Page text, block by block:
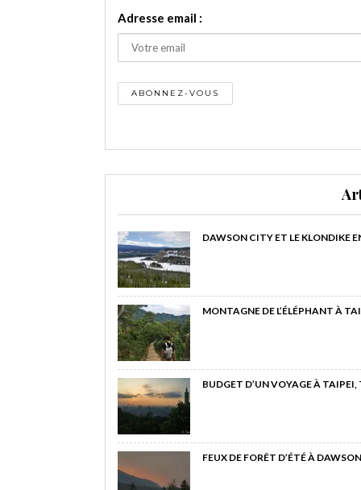
Adresse email :
DAWSON CITY ET LE KLONDIKE
MONTAGNE DE L’ÉLÉPHANT À
BUDGET D’UN VOYAGE À
FEUX DE FORÊT D’ÉTÉ À